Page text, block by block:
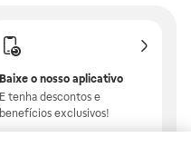
Baixe o nosso aplicativo
E tenha descontos e
benefícios exclusivos!